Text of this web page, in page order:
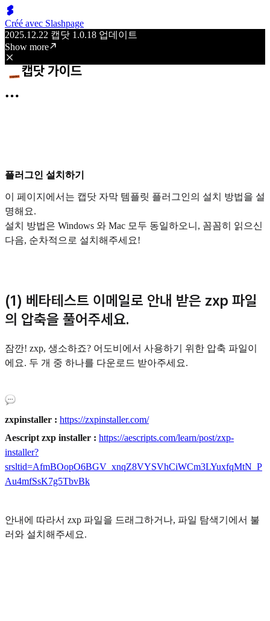
Créé avec Slashpage
2025.12.22 캡닷 1.0.18 업데이트
Show more
플러그인 설치하기
이 페이지에서는 캡닷 자막 템플릿 플러그인의 설치 방법을 설
명해요.
설치 방법은 Windows 와 Mac 모두 동일하오니, 꼼꼼히 읽으신
다음, 순차적으로 설치해주세요!
(1) 베타테스트 이메일로 안내 받은 zxp 파일
의 압축을 풀어주세요.
잠깐! zxp, 생소하죠? 어도비에서 사용하기 위한 압축 파일이
에요. 두 개 중 하나를 다운로드 받아주세요.
zxpinstaller : https://zxpinstaller.com/
Aescript zxp installer : https://aescripts.com/learn/post/zxp-
installer?
srsltid=AfmBOopO6BGV_xnqZ8VYSVhCiWCm3LYuxfqMtN_P
Au4mfSsK7g5TbvBk
안내에 따라서 zxp 파일을 드래그하거나, 파일 탐색기에서 불
러와 설치해주세요.